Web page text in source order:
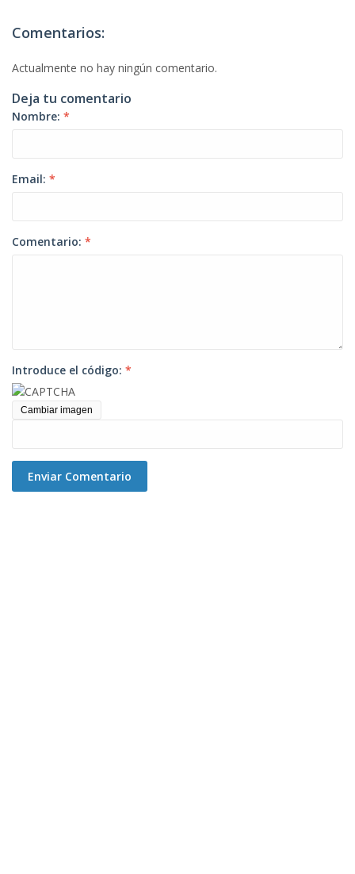
Comentarios:
Actualmente no hay ningún comentario.
Deja tu comentario
Nombre: *
Email: *
Comentario: *
Introduce el código: *
Cambiar imagen
Enviar Comentario